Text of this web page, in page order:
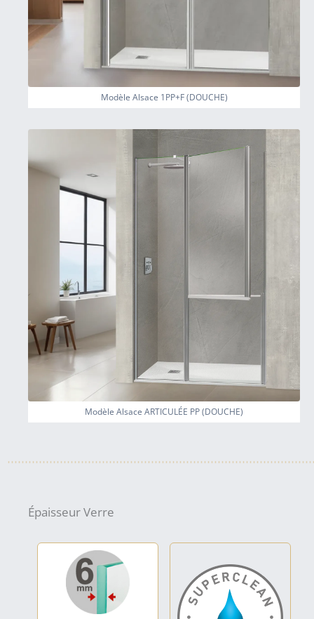
Modèle Alsace 1PP+F (DOUCHE)
Modèle Alsace ARTICULÉE PP (DOUCHE)
Épaisseur Verre